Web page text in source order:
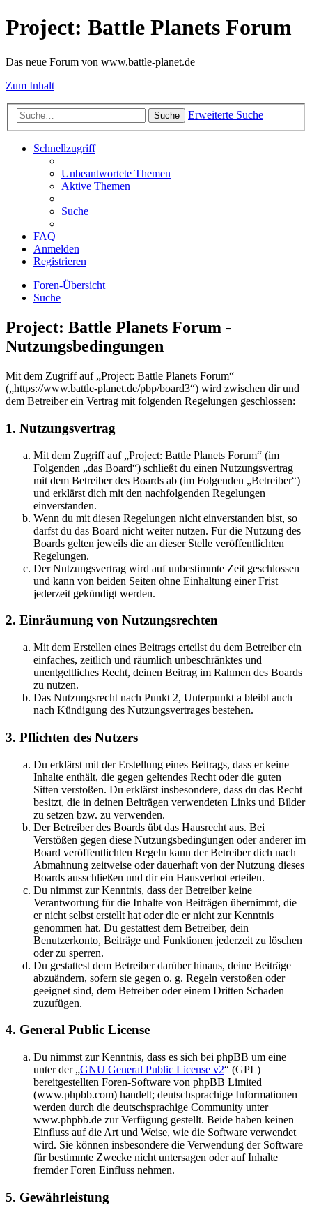
Project: Battle Planets Forum
Das neue Forum von www.battle-planet.de
Zum Inhalt
Suche Erweiterte Suche
Schnellzugriff
Unbeantwortete Themen
Aktive Themen
Suche
FAQ
Anmelden
Registrieren
Foren-Übersicht
Suche
Project: Battle Planets Forum -
Nutzungsbedingungen
Mit dem Zugriff auf „Project: Battle Planets Forum“
(„https://www.battle-planet.de/pbp/board3“) wird zwischen dir und
dem Betreiber ein Vertrag mit folgenden Regelungen geschlossen:
1. Nutzungsvertrag
Mit dem Zugriff auf „Project: Battle Planets Forum“ (im
Folgenden „das Board“) schließt du einen Nutzungsvertrag
mit dem Betreiber des Boards ab (im Folgenden „Betreiber“)
und erklärst dich mit den nachfolgenden Regelungen
einverstanden.
Wenn du mit diesen Regelungen nicht einverstanden bist, so
darfst du das Board nicht weiter nutzen. Für die Nutzung des
Boards gelten jeweils die an dieser Stelle veröffentlichten
Regelungen.
Der Nutzungsvertrag wird auf unbestimmte Zeit geschlossen
und kann von beiden Seiten ohne Einhaltung einer Frist
jederzeit gekündigt werden.
2. Einräumung von Nutzungsrechten
Mit dem Erstellen eines Beitrags erteilst du dem Betreiber ein
einfaches, zeitlich und räumlich unbeschränktes und
unentgeltliches Recht, deinen Beitrag im Rahmen des Boards
zu nutzen.
Das Nutzungsrecht nach Punkt 2, Unterpunkt a bleibt auch
nach Kündigung des Nutzungsvertrages bestehen.
3. Pflichten des Nutzers
Du erklärst mit der Erstellung eines Beitrags, dass er keine
Inhalte enthält, die gegen geltendes Recht oder die guten
Sitten verstoßen. Du erklärst insbesondere, dass du das Recht
besitzt, die in deinen Beiträgen verwendeten Links und Bilder
zu setzen bzw. zu verwenden.
Der Betreiber des Boards übt das Hausrecht aus. Bei
Verstößen gegen diese Nutzungsbedingungen oder anderer im
Board veröffentlichten Regeln kann der Betreiber dich nach
Abmahnung zeitweise oder dauerhaft von der Nutzung dieses
Boards ausschließen und dir ein Hausverbot erteilen.
Du nimmst zur Kenntnis, dass der Betreiber keine
Verantwortung für die Inhalte von Beiträgen übernimmt, die
er nicht selbst erstellt hat oder die er nicht zur Kenntnis
genommen hat. Du gestattest dem Betreiber, dein
Benutzerkonto, Beiträge und Funktionen jederzeit zu löschen
oder zu sperren.
Du gestattest dem Betreiber darüber hinaus, deine Beiträge
abzuändern, sofern sie gegen o. g. Regeln verstoßen oder
geeignet sind, dem Betreiber oder einem Dritten Schaden
zuzufügen.
4. General Public License
Du nimmst zur Kenntnis, dass es sich bei phpBB um eine
unter der „GNU General Public License v2“ (GPL)
bereitgestellten Foren-Software von phpBB Limited
(www.phpbb.com) handelt; deutschsprachige Informationen
werden durch die deutschsprachige Community unter
www.phpbb.de zur Verfügung gestellt. Beide haben keinen
Einfluss auf die Art und Weise, wie die Software verwendet
wird. Sie können insbesondere die Verwendung der Software
für bestimmte Zwecke nicht untersagen oder auf Inhalte
fremder Foren Einfluss nehmen.
5. Gewährleistung